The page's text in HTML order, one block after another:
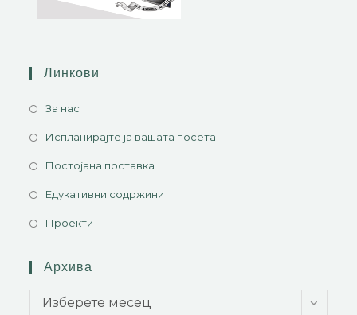
Линкови
За нас
Испланирајте ја вашата посета
Постојана поставка
Едукативни содржини
Проекти
Архива
Изберете месец